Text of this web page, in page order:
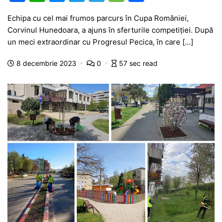
c
e
b
o
o
k
at
s
A
p
p
s
s
e
n
g
er
itt
er
e
gr
a
m
s
s
a
g
e
ta
je
a
z
ă
Echipa cu cel mai frumos parcurs în Cupa României,
Corvinul Hunedoara, a ajuns în sferturile competiției. După
un meci extraordinar cu Progresul Pecica, în care […]
8 decembrie 2023 0 57 sec read